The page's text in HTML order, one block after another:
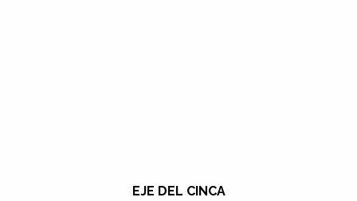
EJE DEL CINCA